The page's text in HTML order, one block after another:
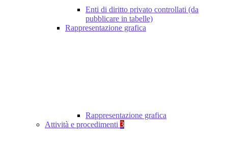
Enti di diritto privato controllati (da
pubblicare in tabelle)
Rappresentazione grafica
Rappresentazione grafica
Attività e procedimenti 3